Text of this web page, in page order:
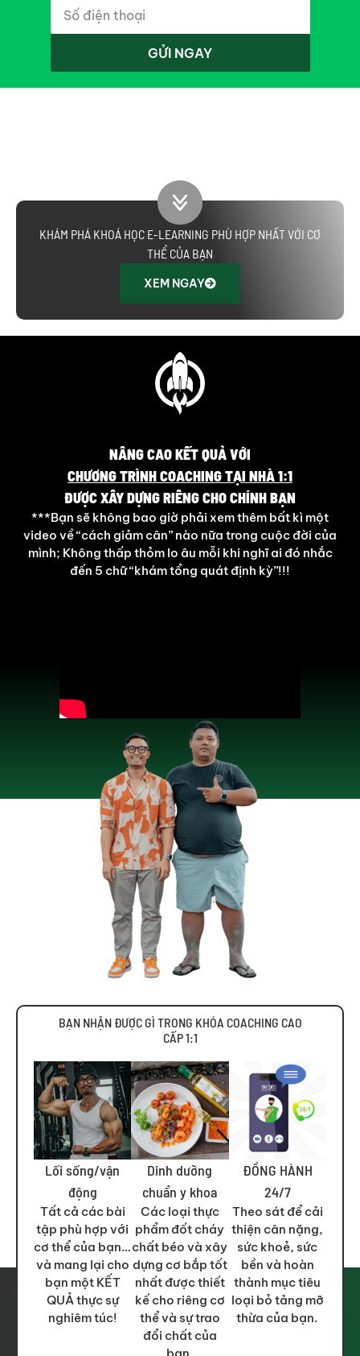
GỬI NGAY
KHÁM PHÁ KHOÁ HỌC E-LEARNING PHÙ HỢP NHẤT VỚI CƠ
THỂ CỦA BẠN
XEM NGAY
NÂNG CAO KẾT QUẢ VỚI
CHƯƠNG TRÌNH COACHING TẠI NHÀ 1:1
ĐƯỢC XÂY DỰNG RIÊNG CHO CHÍNH BẠN
***Bạn sẽ không bao giờ phải xem thêm bất kì một
video về “cách giảm cân” nào nữa trong cuộc đời của
mình; Không thấp thỏm lo âu mỗi khi nghĩ ai đó nhắc
đến 5 chữ “khám tổng quát định kỳ”!!!
BẠN NHẬN ĐƯỢC GÌ TRONG KHÓA COACHING CAO
CẤP 1:1
Lối sống/vận
động
Tất cả các bài
tập phù hợp với
cơ thể của bạn…
và mang lại cho
bạn một KẾT
QUẢ thực sự
nghiêm túc!
Dinh dưỡng
chuẩn y khoa
Các loại thực
phẩm đốt cháy
chất béo và xây
dựng cơ bắp tốt
nhất được thiết
kế cho riêng cơ
thể và sự trao
đổi chất của
ĐỒNG HÀNH
24/7
Theo sát để cải
thiện cân nặng,
sức khoẻ, sức
bền và hoàn
thành mục tiêu
loại bỏ tảng mỡ
thừa của bạn.